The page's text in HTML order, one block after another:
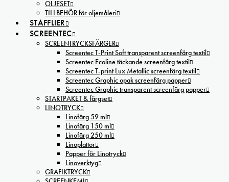
OLJESET
TILLBEHÖR för oljemåleri
STAFFLIER
SCREENTEC
SCREENTRYCKSFÄRGER
Screentec T-Print Soft transparent screenfärg textil
Screentec Ecoline täckande screenfärg textil
Screentec T-print Lux Metallic screenfärg textil
Screentec Graphic opak screenfärg papper
Screentec Graphic transparent screenfärg papper
STARTPAKET & färgset
LINOTRYCK
Linofärg 59 ml
Linofärg 150 ml
Linofärg 250 ml
Linoplattor
Papper för Linotryck
Linoverktyg
GRAFIKTRYCK